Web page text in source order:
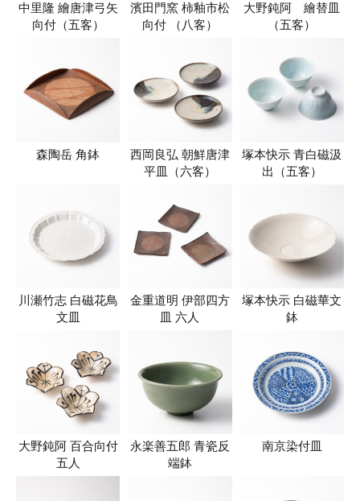
中里隆 繪唐津弓矢
向付（五客）
濱田門窯 柿釉市松
向付 （八客）
大野鈍阿 繪替皿
（五客）
森陶岳 角鉢
西岡良弘 朝鮮唐津
平皿（六客）
塚本快示 青白磁汲
出（五客）
川瀬竹志 白磁花鳥
文皿
金重道明 伊部四方
皿 六人
塚本快示 白磁華文
鉢
大野鈍阿 百合向付
五人
永楽善五郎 青瓷反
端鉢
南京染付皿